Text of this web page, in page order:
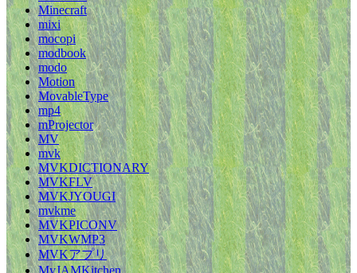
Minecraft
mixi
mocopi
modbook
modo
Motion
MovableType
mp4
mProjector
MV
mvk
MVKDICTIONARY
MVKFLV
MVKJYOUGI
mvkme
MVKPICONV
MVKWMP3
MVKアプリ
MyJAMKitchen